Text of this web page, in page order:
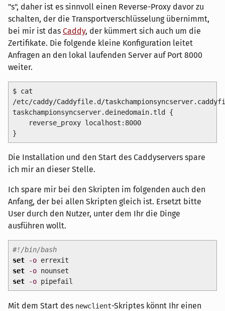
"s", daher ist es sinnvoll einen Reverse-Proxy davor zu
schalten, der die Transportverschlüsselung übernimmt,
bei mir ist das Caddy, der kümmert sich auch um die
Zertifikate. Die folgende kleine Konfiguration leitet
Anfragen an den lokal laufenden Server auf Port 8000
weiter.
$ cat
/etc/caddy/Caddyfile.d/
taskchampionsyncserver.deinedomain.tld {
reverse_proxy localhost: 8000
}
Die Installation und den Start des Caddyservers spare
ich mir an dieser Stelle.
Ich spare mir bei den Skripten im folgenden auch den
Anfang, der bei allen Skripten gleich ist. Ersetzt bitte
User durch den Nutzer, unter dem Ihr die Dinge
ausführen wollt.
#!/bin/bash
set
-oerrexit
set
-onounset
set
-opipefail
Mit dem Start des newclient-Skriptes könnt Ihr einen